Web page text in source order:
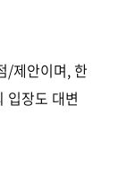
/제안이며, 한
입장도 대변